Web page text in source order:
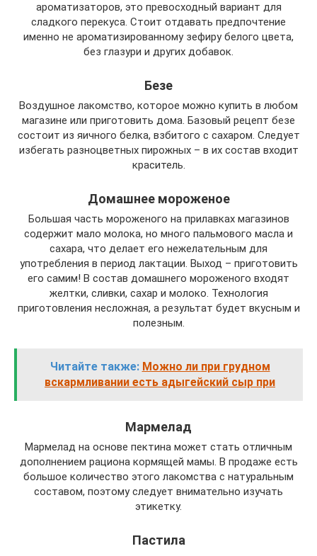
ароматизаторов, это превосходный вариант для
сладкого перекуса. Стоит отдавать предпочтение
именно не ароматизированному зефиру белого цвета,
без глазури и других добавок.
Безе
Воздушное лакомство, которое можно купить в любом
магазине или приготовить дома. Базовый рецепт безе
состоит из яичного белка, взбитого с сахаром. Следует
избегать разноцветных пирожных – в их состав входит
краситель.
Домашнее мороженое
Большая часть мороженого на прилавках магазинов
содержит мало молока, но много пальмового масла и
сахара, что делает его нежелательным для
употребления в период лактации. Выход – приготовить
его самим! В состав домашнего мороженого входят
желтки, сливки, сахар и молоко. Технология
приготовления несложная, а результат будет вкусным и
полезным.
Читайте также: Можно ли при грудном
вскармливании есть адыгейский сыр при
Мармелад
Мармелад на основе пектина может стать отличным
дополнением рациона кормящей мамы. В продаже есть
большое количество этого лакомства с натуральным
составом, поэтому следует внимательно изучать
этикетку.
Пастила